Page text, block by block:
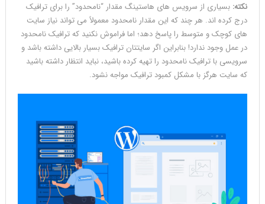
نکته: بسیاری از سرویس های هاستینگ مقدار “نامحدود” را برای ترافیک
درج کرده اند. هر چند که این مقدار نامحدود معمولاً می تواند نیاز سایت
های کوچک و متوسط را پاسخ دهد؛ اما فراموش نکنید که ترافیک نامحدود
در عمل وجود ندارد! بنابراین اگر سایتتان ترافیک بسیار بالایی داشته باشد و
سرویسی با ترافیک نامحدود را تهیه کرده باشید، نباید انتظار داشته باشید
که سایت هرگز با مشکل کمبود ترافیک مواجه نشود.